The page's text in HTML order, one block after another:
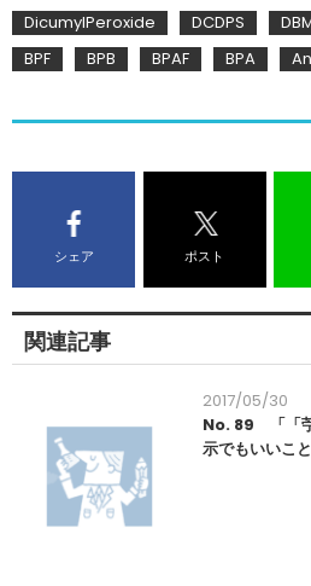
DicumylPeroxide
DCDPS
BPF
BPB BPAF BPA
シェア ポスト
関連記事
2017/05/30
No. 89 「「
示でもいいこ